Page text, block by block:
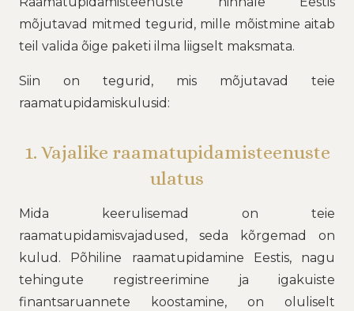
mõjutavad mitmed tegurid, mille mõistmine aitab
teil valida õige paketi ilma liigselt maksmata.
Siin on tegurid, mis mõjutavad teie
raamatupidamiskulusid:
1. Vajalike raamatupidamisteenuste
ulatus
Mida keerulisemad on teie
raamatupidamisvajadused, seda kõrgemad on
kulud. Põhiline raamatupidamine Eestis, nagu
tehingute registreerimine ja igakuiste
finantsaruannete koostamine, on oluliselt